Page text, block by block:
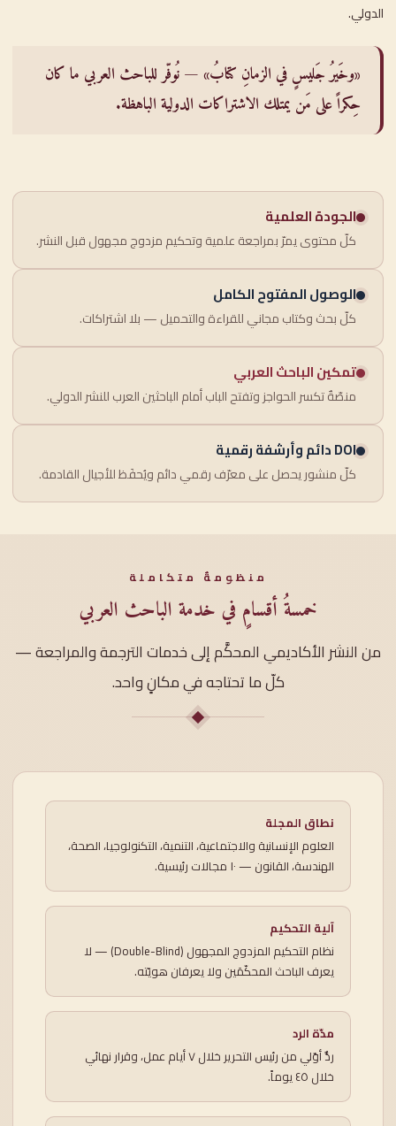
الدولي.
«وخَيرُ جَليسٍ في الزمانِ كتابُ» — نُوفّر للباحث العربي ما كان
حِكراً على مَن يمتلك الاشتراكات الدولية الباهظة.
الجودة العلمية
كلّ محتوى يمرّ بمراجعة علمية وتحكيم مزدوج مجهول قبل النشر.
الوصول المفتوح الكامل
كلّ بحث وكتاب مجاني للقراءة والتحميل — بلا اشتراكات.
تمكين الباحث العربي
منصّةٌ تكسر الحواجز وتفتح الباب أمام الباحثين العرب للنشر الدولي.
DOI دائم وأرشفة رقمية
كلّ منشور يحصل على معرّف رقمي دائم ويُحفَظ للأجيال القادمة.
منظومةٌ متكاملة
خمسةُ أقسامٍ في خدمة الباحث العربي
من النشر الأكاديمي المحكَّم إلى خدمات الترجمة والمراجعة —
كلّ ما تحتاجه في مكانٍ واحد.
نطاق المجلة
العلوم الإنسانية والاجتماعية، التنمية، التكنولوجيا، الصحة،
الهندسة، القانون — ١٠ مجالات رئيسية.
آلية التحكيم
نظام التحكيم المزدوج المجهول (Double-Blind) — لا
يعرف الباحث المحكّمَين ولا يعرفان هويّته.
مدّة الرد
ردٌّ أوّلي من رئيس التحرير خلال ٧ أيام عمل، وقرار نهائي
خلال ٤٥ يوماً.